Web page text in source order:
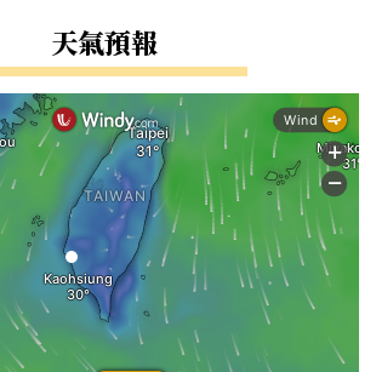
天氣預報